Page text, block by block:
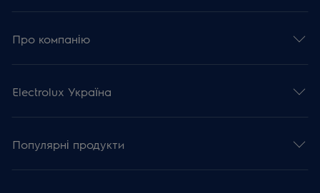
Про компанію
Electrolux Україна
Популярні продукти